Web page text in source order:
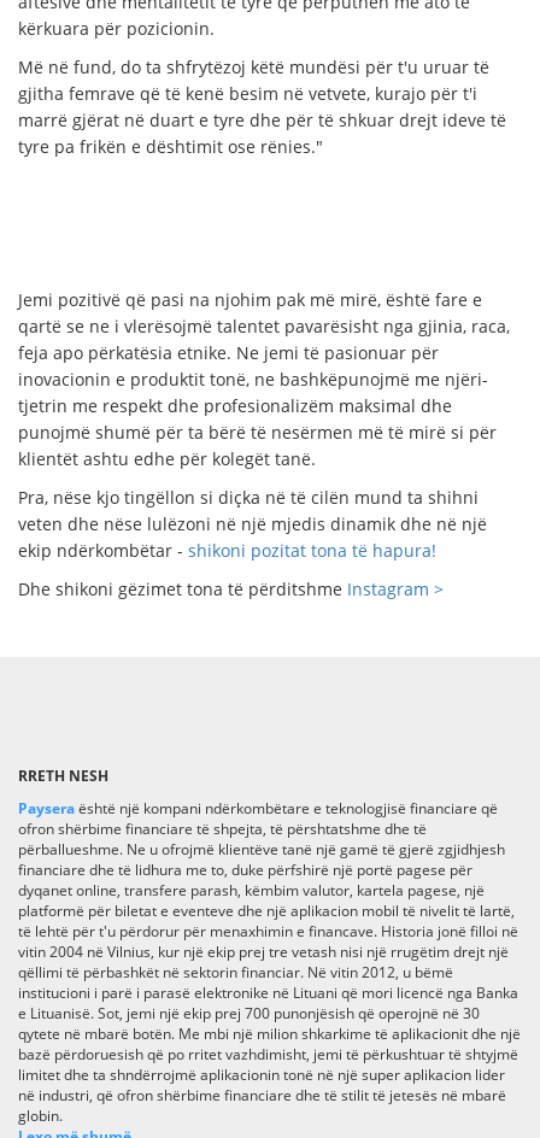
kërkuara për pozicionin.
Më në fund, do ta shfrytëzoj këtë mundësi për t'u uruar të
gjitha femrave që të kenë besim në vetvete, kurajo për t'i
marrë gjërat në duart e tyre dhe për të shkuar drejt ideve të
tyre pa frikën e dështimit ose rënies."
Jemi pozitivë që pasi na njohim pak më mirë, është fare e
qartë se ne i vlerësojmë talentet pavarësisht nga gjinia, raca,
feja apo përkatësia etnike. Ne jemi të pasionuar për
inovacionin e produktit tonë, ne bashkëpunojmë me njëri-
tjetrin me respekt dhe profesionalizëm maksimal dhe
punojmë shumë për ta bërë të nesërmen më të mirë si për
klientët ashtu edhe për kolegët tanë.
Pra, nëse kjo tingëllon si diçka në të cilën mund ta shihni
veten dhe nëse lulëzoni në një mjedis dinamik dhe në një
ekip ndërkombëtar - shikoni pozitat tona të hapura!
Dhe shikoni gëzimet tona të përditshme Instagram >
RRETH NESH
Payseraështë një kompani ndërkombëtare e teknologjisë financiare që
ofron shërbime financiare të shpejta, të përshtatshme dhe të
përballueshme. Ne u ofrojmë klientëve tanë një gamë të gjerë zgjidhjesh
financiare dhe të lidhura me to, duke përfshirë një portë pagese për
dyqanet online, transfere parash, këmbim valutor, kartela pagese, një
platformë për biletat e eventeve dhe një aplikacion mobil të nivelit të lartë,
të lehtë për t'u përdorur për menaxhimin e financave. Historia jonë filloi në
vitin 2004 në Vilnius, kur një ekip prej tre vetash nisi një rrugëtim drejt një
qëllimi të përbashkët në sektorin financiar. Në vitin 2012, u bëmë
institucioni i parë i parasë elektronike në Lituani që mori licencë nga Banka
e Lituanisë. Sot, jemi një ekip prej 700 punonjësish që operojnë në 30
qytete në mbarë botën. Me mbi një milion shkarkime të aplikacionit dhe një
bazë përdoruesish që po rritet vazhdimisht, jemi të përkushtuar të shtyjmë
limitet dhe ta shndërrojmë aplikacionin tonë në një super aplikacion lider
në industri, që ofron shërbime financiare dhe të stilit të jetesës në mbarë
globin.